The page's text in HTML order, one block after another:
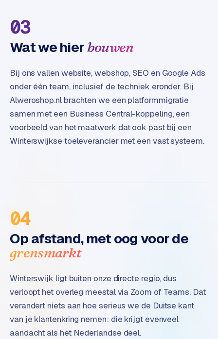
o
n
e
n
t
e
r
i
u
u
s
t
r
e
n
B
2
B
03
Wat we hierbouwen
Bij ons vallen website, webshop, SEO en Google Ads
onder één team, inclusief de techniek eronder. Bij
Alweroshop.nl brachten we een platformmigratie
samen met een Business Central-koppeling, een
voorbeeld van het maatwerk dat ook past bij een
Winterswijkse toeleverancier met een vast systeem.
04
Op afstand, met oog voor de
grensmarkt
Winterswijk ligt buiten onze directe regio, dus
verloopt het overleg meestal via Zoom of Teams. Dat
verandert niets aan hoe serieus we de Duitse kant
van je klantenkring nemen: die krijgt evenveel
aandacht als het Nederlandse deel.